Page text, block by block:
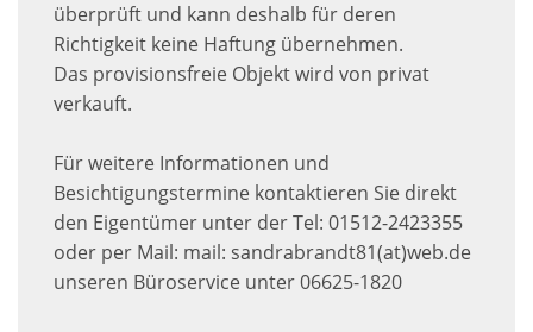
überprüft und kann deshalb für deren
Richtigkeit keine Haftung übernehmen.
Das provisionsfreie Objekt wird von privat
verkauft.
Für weitere Informationen und
Besichtigungstermine kontaktieren Sie direkt
den Eigentümer unter der Tel: 01512-2423355
oder per Mail: mail: sandrabrandt81(at)web.de
unseren Büroservice unter 06625-1820